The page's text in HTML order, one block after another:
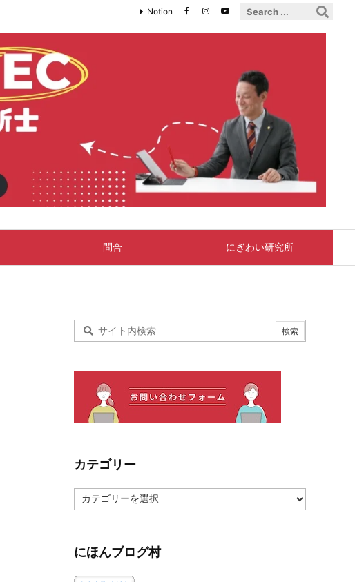
問合 にぎわい研究所
Notion
カテゴリー
テ
ー
にほんブログ村